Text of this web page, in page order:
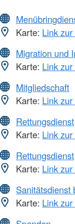
Karte: Link
Migration und
Karte: Link
Mitgliedschaft
Karte: Link
Rettungsdienst
Karte: Link
Rettungsdienst
Karte: Link
Sanitätsdienst
Karte: Link